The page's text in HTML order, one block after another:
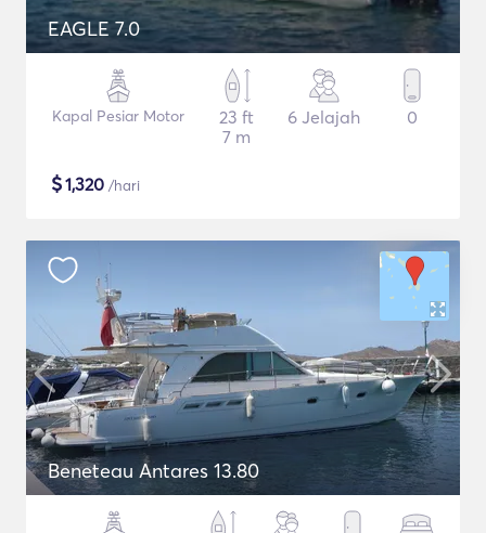
EAGLE 7.0
Kapal Pesiar Motor
23 ft
7 m
6 Jelajah 0
$1,320 /hari
Beneteau Antares 13.80